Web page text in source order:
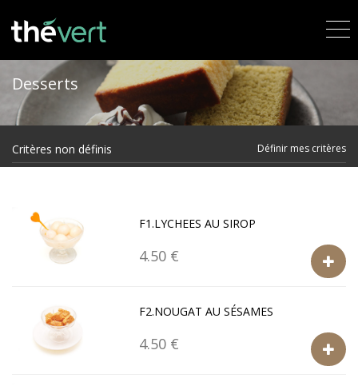
Desserts
Critères non définis Définir mes critères
F1.LYCHEES AU SIROP
4.50 €
F2.NOUGAT AU SÉSAMES
4.50 €